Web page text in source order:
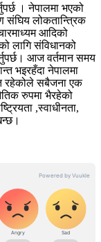
‌। नेपालमा भएको
संघिय लोकतान्त्रिक
आदिको
लागि संविधानको
आज वर्तमान समय
भइरहँदा नेपालमा
रहेकोले सबैजना एक
रुपमा भैरहेको
,स्वाधीनता,